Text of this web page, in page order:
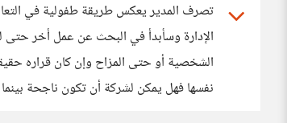
تصرف المدير يعكس طريقة طفولية في
الإدارة وسأبدأ في البحث عن عمل أخر حتى
الشخصية أو حتى المزاح وإن كان قراره
نفسها فهل يمكن لشركة أن تكون ناجحة